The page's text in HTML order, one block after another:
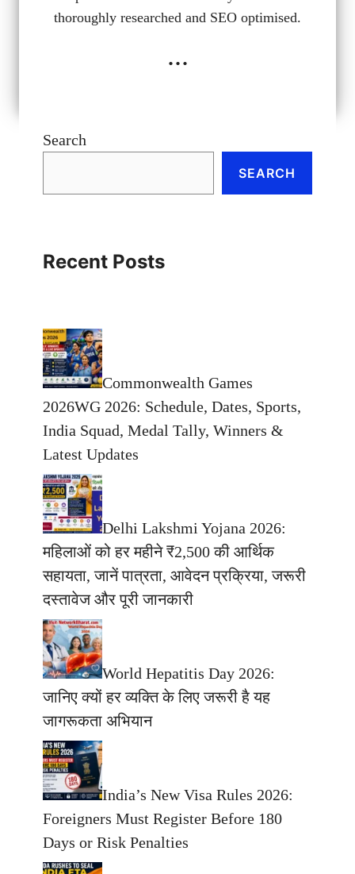
thoroughly researched and SEO optimised.
...
Search
SEARCH
Recent Posts
Commonwealth Games
2026WG 2026: Schedule, Dates, Sports,
India Squad, Medal Tally, Winners &
Latest Updates
Delhi Lakshmi Yojana 2026:
महिलाओं को हर महीने ₹2,500 की आर्थिक
सहायता, जानें पात्रता, आवेदन प्रक्रिया, जरूरी
दस्तावेज और पूरी जानकारी
World Hepatitis Day 2026:
जानिए क्यों हर व्यक्ति के लिए जरूरी है यह
जागरूकता अभियान
India’s New Visa Rules 2026:
Foreigners Must Register Before 180
Days or Risk Penalties